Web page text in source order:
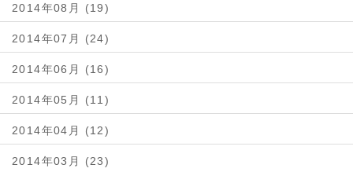
2014年08月 (19)
2014年07月 (24)
2014年06月 (16)
2014年05月 (11)
2014年04月 (12)
2014年03月 (23)